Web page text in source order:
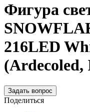
Фигура
216LED
(Ardecoled,
Задать вопрос
Поделиться